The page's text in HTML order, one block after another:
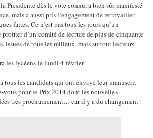
Présidente dès le vote connu, a bien sûr manifesté
mais a aussi pris l’engagement de retravailler
faites. Ce n’est pas tous les jours qu’un
profiter d’un comité de lecture de plus de cinquante
issues de tous les milieux, mais surtout lecteurs
les lycéens le lundi 4 février.
tous les candidats qui ont envoyé leur manuscrit
vous pour le Prix 2014 dont les nouvelles
très prochainement… car il y a du changement !